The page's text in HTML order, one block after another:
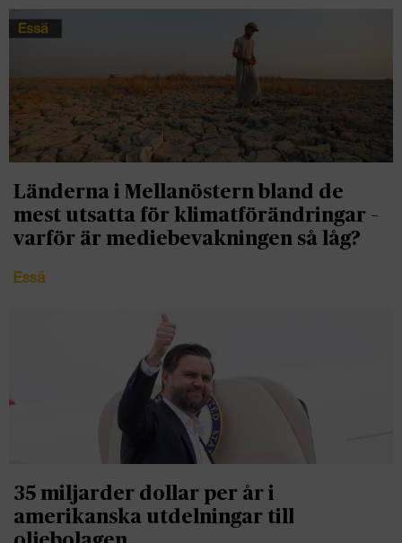
Länderna i Mellanöstern bland de
mest utsatta för klimatförändringar –
varför är mediebevakningen så låg?
Essä
35 miljarder dollar per år i
amerikanska utdelningar till